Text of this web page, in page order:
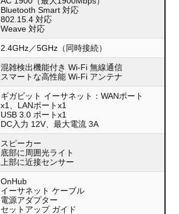
Bluetooth Smart 対応
802.15.4 対応
Weave 対応
2.4GHz／5GHz（同時接続）
混雑検出機能付き Wi-Fi 無線通信
スマートな高性能 Wi-Fi アンテナ
ギガビット イーサネット：WANポート
x1、LANポートx1
USB 3.0 ポートx1
DC入力 12V、最大電流 3A
スピーカー
底部に周囲光ライト
上部に近接センサー
OnHub
イーサネット ケーブル
電源アダプター
セットアップ ガイド